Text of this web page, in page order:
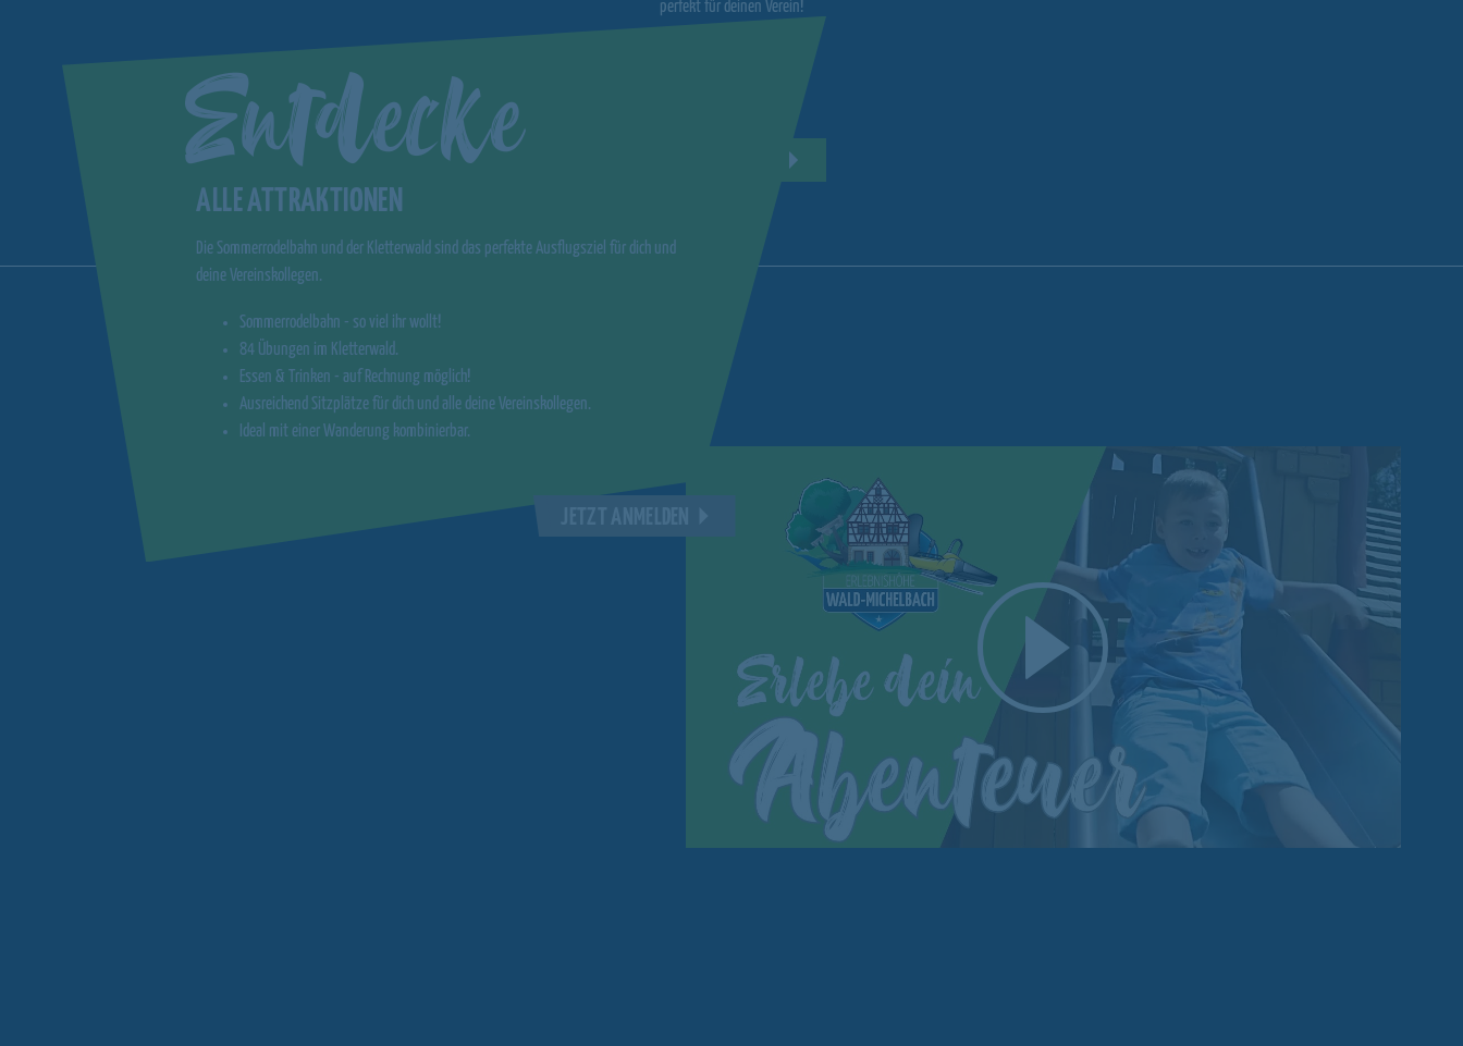
perfekt für deinen Verein!
Entdecke
ALLE ATTRAKTIONEN
Die Sommerrodelbahn und der Kletterwald sind das perfekte Ausflugsziel für dich und
deine Vereinskollegen.
Sommerrodelbahn - so viel ihr wollt!
84 Übungen im Kletterwald.
Essen & Trinken - auf Rechnung möglich!
Ausreichend Sitzplätze für dich und alle deine Vereinskollegen.
Ideal mit einer Wanderung kombinierbar.